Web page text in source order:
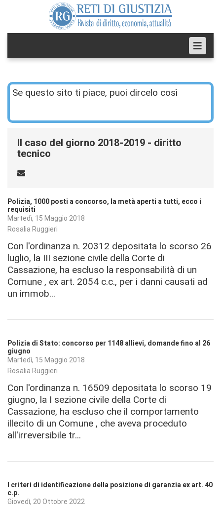
Se questo sito ti piace, puoi dircelo così
Il caso del giorno 2018-2019 - diritto
tecnico
Polizia, 1000 posti a concorso, la metà aperti a tutti, ecco i
requisiti
Martedì, 15 Maggio 2018
Rosalia Ruggieri
Con l'ordinanza n. 20312 depositata lo scorso 26
luglio, la III sezione civile della Corte di
Cassazione, ha escluso la responsabilità di un
Comune , ex art. 2054 c.c., per i danni causati ad
un immob...
Polizia di Stato: concorso per 1148 allievi, domande fino al 26
giugno
Martedì, 15 Maggio 2018
Rosalia Ruggieri
Con l'ordinanza n. 16509 depositata lo scorso 19
giugno, la I sezione civile della Corte di
Cassazione, ha escluso che il comportamento
illecito di un Comune , che aveva proceduto
all'irreversibile tr...
I criteri di identificazione della posizione di garanzia ex art. 40
c.p.
Giovedì, 20 Ottobre 2022